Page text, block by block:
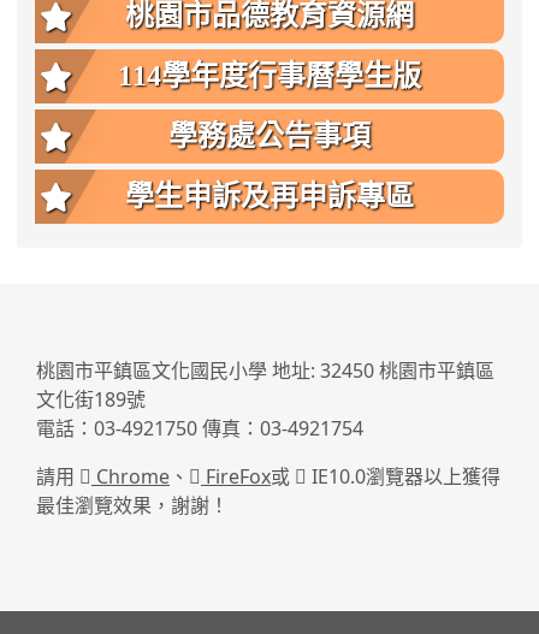
桃園市品德教育資源網
114學年度行事曆學生版
學務處公告事項
學生申訴及再申訴專區
桃園市平鎮區文化國民小學 地址: 32450 桃園市平鎮區
文化街189號
電話：03-4921750 傳真：03-4921754
請用
Chrome 、 FireFox或
IE10.0瀏覽器以上獲得
最佳瀏覽效果，謝謝！